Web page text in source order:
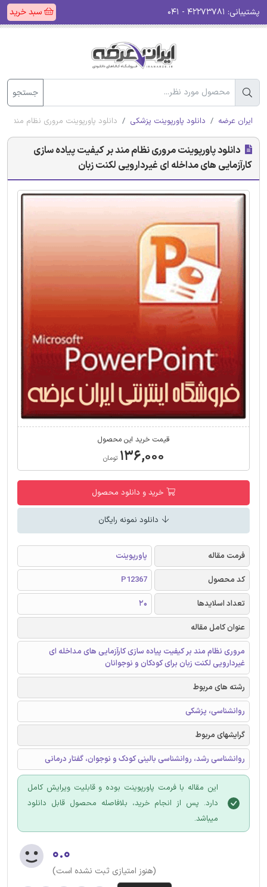
پشتیبانی: سبد خرید
جستجو
ایران عرضه دانلود پاورپوینت پزشکی دانلود پاورپوینت مروری نظام مند
دانلود پاورپوینت مروری نظام مند بر کیفیت پیاده سازی
کارآزمایی های مداخله ای غیردارویی لکنت زبان
قیمت خرید این محصول
۱۳۶,۰۰۰ تومان
خرید و دانلود محصول
دانلود نمونه رایگان
فرمت مقاله
پاورپوینت
کد محصول
P12367
تعداد اسلایدها
20
عنوان کامل مقاله
مروری نظام مند بر کیفیت پیاده سازی کارآزمایی های مداخله ای
غیردارویی لکنت زبان برای کودکان و نوجوانان
رشته های مربوط
روانشناسی، پزشکی
گرایشهای مربوط
روانشناسی رشد، روانشناسی بالینی کودک و نوجوان، گفتار درمانی
این مقاله با فرمت پاورپوینت بوده و قابلیت ویرایش کامل
دارد. پس از انجام خرید، بلافاصله محصول قابل دانلود
میباشد.
۰.۰
(هنوز امتیازی ثبت نشده است)